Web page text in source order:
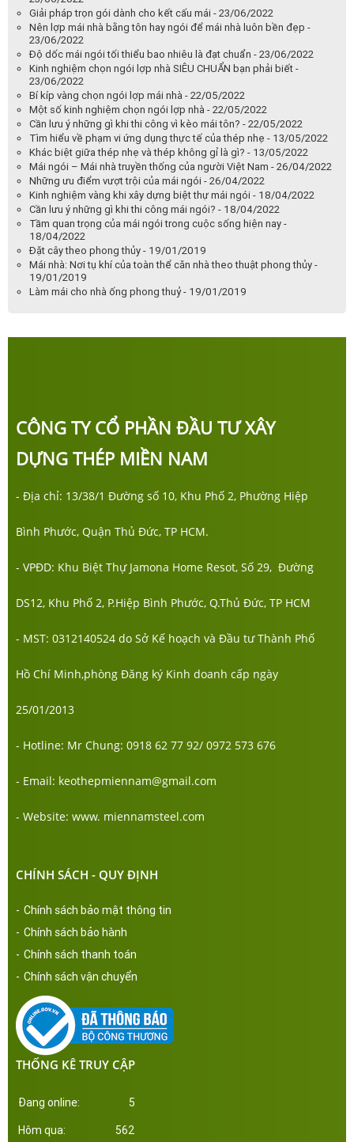
Giải pháp trọn gói dành cho kết cấu mái - 23/06/2022
Nên lợp mái nhà bằng tôn hay ngói để mái nhà luôn bền đẹp -
23/06/2022
Độ dốc mái ngói tối thiểu bao nhiêu là đạt chuẩn - 23/06/2022
Kinh nghiệm chọn ngói lợp nhà SIÊU CHUẨN bạn phải biết -
23/06/2022
Bí kíp vàng chọn ngói lợp mái nhà - 22/05/2022
Một số kinh nghiệm chọn ngói lợp nhà - 22/05/2022
Cần lưu ý những gì khi thi công vì kèo mái tôn? - 22/05/2022
Tìm hiểu về phạm vi ứng dụng thực tế của thép nhẹ - 13/05/2022
Khác biệt giữa thép nhẹ và thép không gỉ là gì? - 13/05/2022
Mái ngói – Mái nhà truyền thống của người Việt Nam - 26/04/2022
Những ưu điểm vượt trội của mái ngói - 26/04/2022
Kinh nghiệm vàng khi xây dựng biệt thự mái ngói - 18/04/2022
Cần lưu ý những gì khi thi công mái ngói? - 18/04/2022
Tầm quan trọng của mái ngói trong cuộc sống hiện nay -
18/04/2022
Đặt cây theo phong thủy - 19/01/2019
Mái nhà: Nơi tụ khí của toàn thể căn nhà theo thuật phong thủy -
19/01/2019
Làm mái cho nhà ống phong thuỷ - 19/01/2019
CÔNG TY CỔ PHẦN ĐẦU TƯ XÂY
DỰNG THÉP MIỀN NAM
- Địa chỉ: 13/38/1 Đường số 10, Khu Phố 2, Phường Hiệp
Bình Phước, Quận Thủ Đức, TP HCM.
- VPĐD: Khu Biệt Thự Jamona Home Resot, Số 29, Đường
DS12, Khu Phố 2, P.Hiệp Bình Phước, Q.Thủ Đức, TP HCM
- MST: 0312140524 do Sở Kế hoạch và Đầu tư Thành Phố
Hồ Chí Minh,phòng Đăng ký Kinh doanh cấp ngày
25/01/2013
- Hotline: Mr Chung: 0918 62 77 92/ 0972 573 676
- Email: keothepmiennam@gmail.com
- Website: www. miennamsteel.com
CHÍNH SÁCH - QUY ĐỊNH
- Chính sách bảo mật thông tin
- Chính sách bảo hành
- Chính sách thanh toán
- Chính sách vận chuyển
THỐNG KÊ TRUY CẬP
Đang online: 5
Hôm qua: 562